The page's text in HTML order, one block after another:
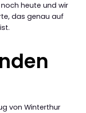
heute und wir
das genau auf
von Winterthur